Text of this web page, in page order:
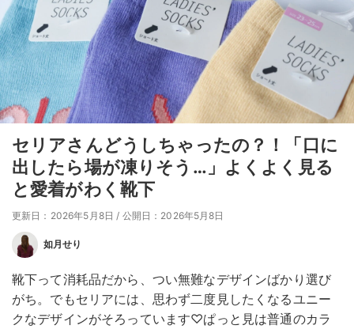
セリアさんどうしちゃったの？！「口に
出したら場が凍りそう…」よくよく見る
と愛着がわく靴下
更新日：2026年5月8日 / 公開日：2026年5月8日
如月せり
靴下って消耗品だから、つい無難なデザインばかり選び
がち。でもセリアには、思わず二度見したくなるユニー
クなデザインがそろっています♡ぱっと見は普通のカラ